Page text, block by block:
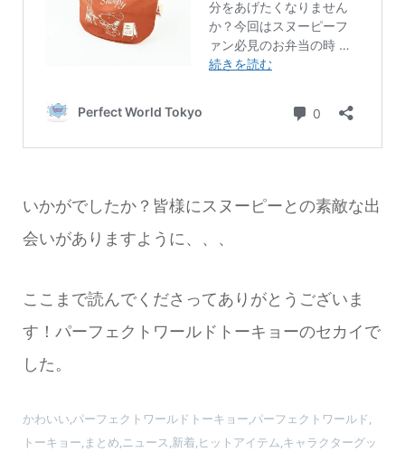
いかがでしたか？皆様にスヌーピーとの素敵な出
会いがありますように、、、
ここまで読んでくださってありがとうございま
す！パーフェクトワールドトーキョーのセカイで
した。
かわいい,パーフェクトワールドトーキョー,パーフェクトワールド,
トーキョー,まとめ,ニュース,新着,ヒットアイテム,キャラクターグッ